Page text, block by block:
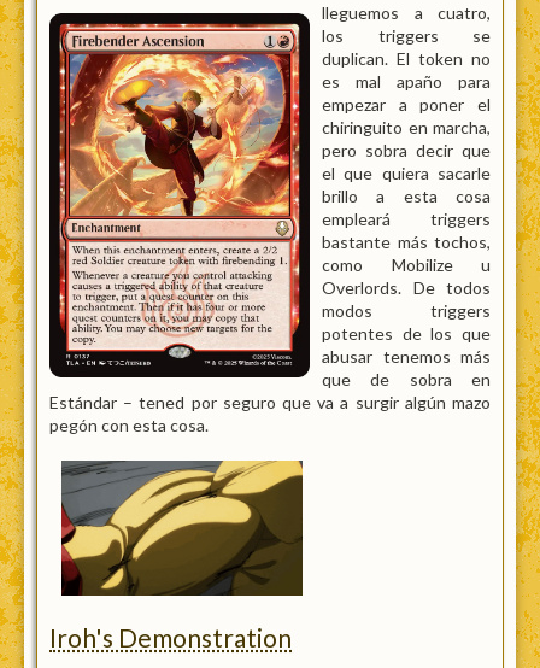
lleguemos a cuatro,
los triggers se
duplican. El token no
es mal apaño para
empezar a poner el
chiringuito en marcha,
pero sobra decir que
el que quiera sacarle
brillo a esta cosa
empleará triggers
bastante más tochos,
como Mobilize u
Overlords. De todos
modos triggers
potentes de los que
abusar tenemos más
que de sobra en
Estándar – tened por seguro que va a surgir algún mazo
pegón con esta cosa.
Iroh's Demonstration